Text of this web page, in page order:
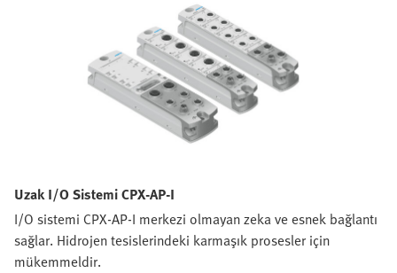
Uzak I/O Sistemi CPX-AP-I
I/O sistemi CPX-AP-I merkezi olmayan zeka ve esnek bağlantı
sağlar. Hidrojen tesislerindeki karmaşık prosesler için
mükemmeldir.